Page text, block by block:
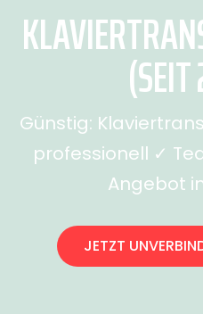
Günstig:
professionell ✓
Angebot
JETZT